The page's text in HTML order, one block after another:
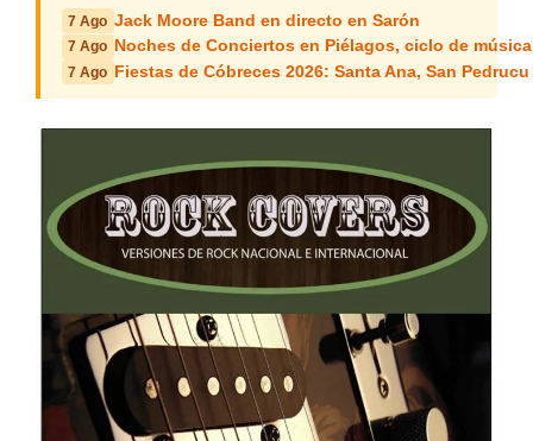
7 Ago Jack Moore Band en directo en Sarón
7 Ago Noches de Conciertos en Piélagos, ciclo de
7 Ago Fiestas de Cóbreces 2026: Santa Ana, San